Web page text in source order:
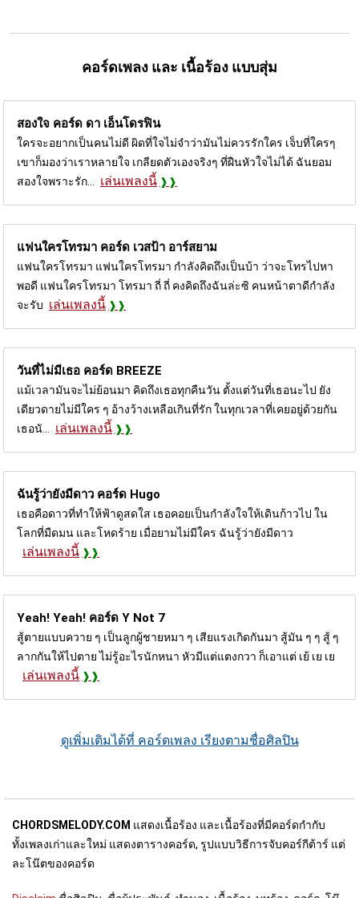
คอร์ดเพลง และ เนื้อร้อง แบบสุ่ม
สองใจ คอร์ด ดา เอ็นโดรฟิน
ใครจะอยากเป็นคนไม่ดี ผิดที่ใจไม่จำว่ามันไม่ควรรักใคร เจ็บที่ใครๆ
เขาก็มองว่าเราหลายใจ เกลียดตัวเองจริงๆ ที่ฝืนหัวใจไม่ได้ ฉันยอม
สองใจพราะรัก...
เล่นเพลงนี้
แฟนใครโทรมา คอร์ด เวสป้า อาร์สยาม
แฟนใครโทรมา แฟนใครโทรมา กำลังคิดถึงเป็นบ้า ว่าจะโทรไปหา
พอดี แฟนใครโทรมา โทรมา ถี่ ถี่ คงคิดถึงฉันล่ะซิ คนหน้าตาดีกำลัง
จะรับ เล่นเพลงนี้
วันที่ไม่มีเธอ คอร์ด BREEZE
แม้เวลามันจะไม่ย้อนมา คิดถึงเธอทุกคืนวัน ตั้งแต่วันที่เธอนะไป ยัง
เดียวดายไม่มีใคร ๆ อ้างว้างเหลือเกินที่รัก ในทุกเวลาที่เคยอยู่ด้วยกัน
เธอนั...
เล่นเพลงนี้
ฉันรู้ว่ายังมีดาว คอร์ด Hugo
เธอคือดาวที่ทำให้ฟ้าดูสดใส เธอคอยเป็นกำลังใจให้เดินก้าวไป ใน
โลกที่มืดมน และโหดร้าย เมื่อยามไม่มีใคร ฉันรู้ว่ายังมีดาว
เล่นเพลงนี้
Yeah! Yeah! คอร์ด Y Not 7
สู้ตายแบบควาย ๆ เป็นลูกผู้ชายหมา ๆ เสียแรงเกิดกันมา สู้มัน ๆ ๆ สู้ ๆ
ลากกันให้ไปตาย ไม่รู้อะไรนักหนา หัวมีแต่แตงกวา ก็เอาแต่ เย้ เย เย
เล่นเพลงนี้
ดูเพิ่มเติมได้ที่ คอร์ดเพลง เรียงตามชื่อศิลปิน
CHORDSMELODY.COM แสดงเนื้อร้อง และเนื้อร้องที่มีคอร์ดกำกับ
ทั้งเพลงเก่าและใหม่ แสดงตารางคอร์ด, รูปแบบวิธีการจับคอร์กีต้าร์ แต่
ละโน๊ตของคอร์ด